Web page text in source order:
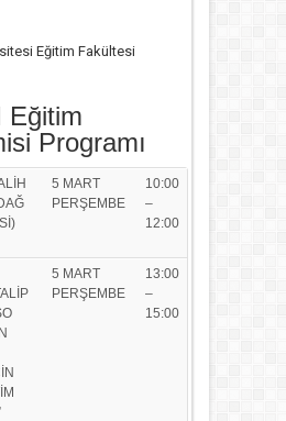
Eğitim Fakültesi
Eğitim
Programı
5 MART
PERŞEMBE
10:00
–
12:00
5 MART
PERŞEMBE
13:00
–
15:00